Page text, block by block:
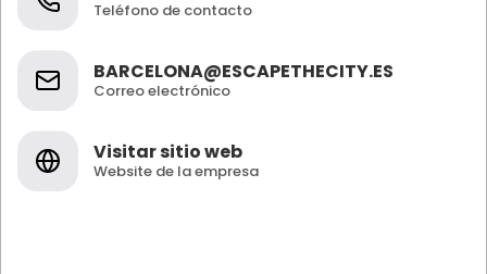
Teléfono de contacto
BARCELONA@ESCAPETHECITY.ES
Correo electrónico
Visitar sitio web
Website de la empresa